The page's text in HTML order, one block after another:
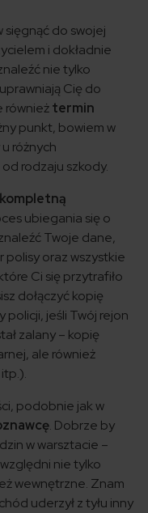
sięgnąć do swojej
i dokładnie
nie tylko
Cię do
równieżtermin
punkt, bowiem w
różnych
rodzaju szkody.
ubiegania się o
Twoje dane,
oraz wszystkie
Ci się przytrafiło
dołączyć kopię
policji, jeśli Twój rejon
zalany – kopię
ale również
podobnie jak w
. Dobrze by
w warsztacie –
nie tylko
wewnętrzne. Znam
uderzył z tyłu inny